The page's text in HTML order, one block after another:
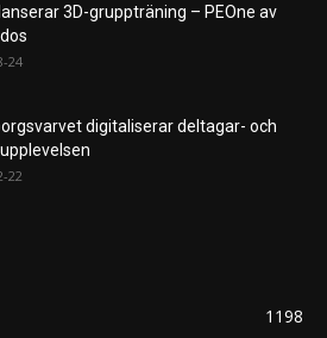
3D-gruppträning – PEOne av
24
digitaliserar deltagar- och
22
1198